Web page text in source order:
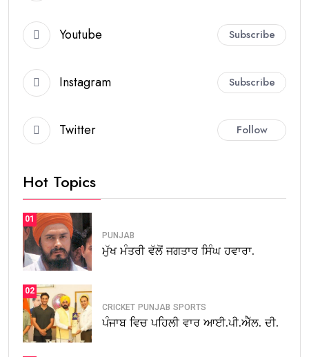
Youtube Subscribe
Instagram Subscribe
Twitter Follow
Hot Topics
01
PUNJAB
ਮੁੱਖ ਮੰਤਰੀ ਵੱਲੋਂ ਜਗਤਾਰ ਸਿੰਘ ਹਵਾਰਾ.
02
CRICKET PUNJAB SPORTS
ਪੰਜਾਬ ਵਿਚ ਪਹਿਲੀ ਵਾਰ ਆਈ.ਪੀ.ਐੱਲ. ਦੀ.